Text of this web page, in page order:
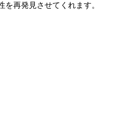
再発見させてくれます。